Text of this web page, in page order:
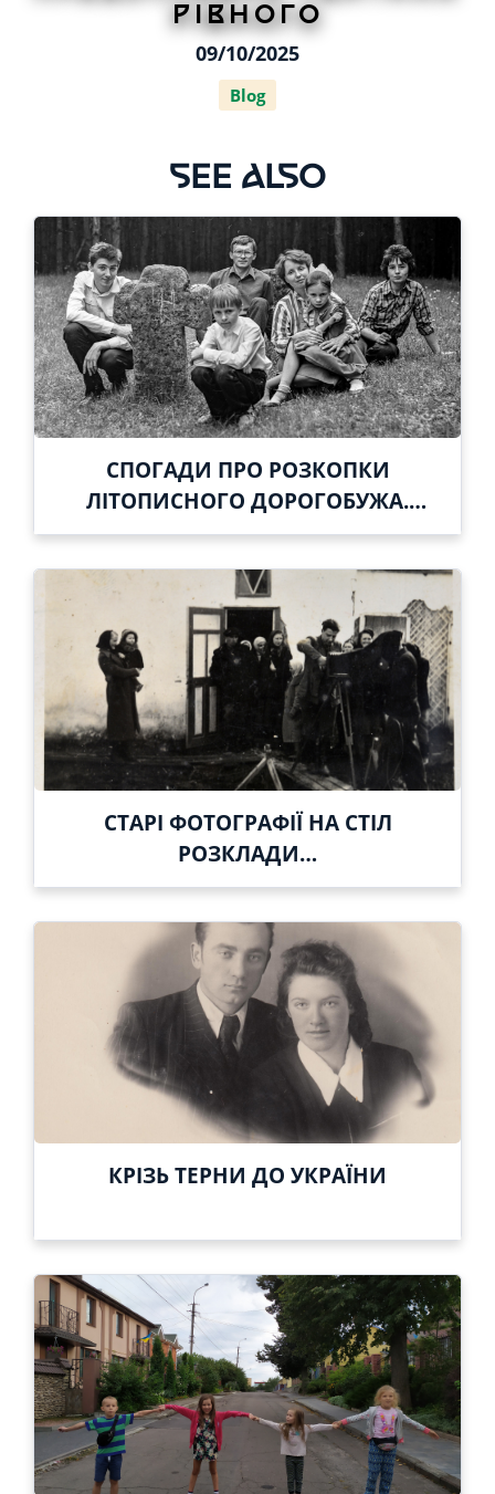
РІВНОГО
09/10/2025
Blog
SEE ALSO
СПОГАДИ ПРО РОЗКОПКИ
ЛІТОПИСНОГО ДОРОГОБУЖА.
ПАМ’ЯТІ БОГДАНА ПРИЩЕПИ
СТАРІ ФОТОГРАФІЇ НА СТІЛ
РОЗКЛАДИ…
КРІЗЬ ТЕРНИ ДО УКРАЇНИ